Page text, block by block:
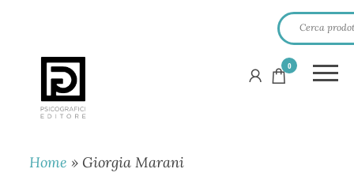
PSICOGRAFICI
EDITORE
0
Home » Giorgia Marani